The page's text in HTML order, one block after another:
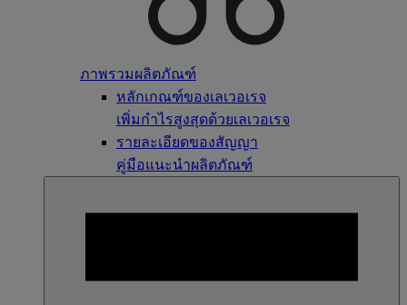
ภาพรวมผลิตภัณฑ์
หลักเกณฑ์ของเลเวอเรจ
เพิ่มกำไรสูงสุดด้วยเลเวอเรจ
รายละเอียดของสัญญา
คู่มือแนะนำผลิตภัณฑ์